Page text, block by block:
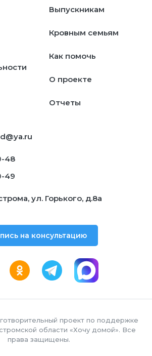
48
49
ул. Горького, д.8а
Выпускникам
Кровным семьям
Как помочь
О проекте
Отчеты
на консультацию
проект по поддержке
области «Хочу домой». Все
права защищены.